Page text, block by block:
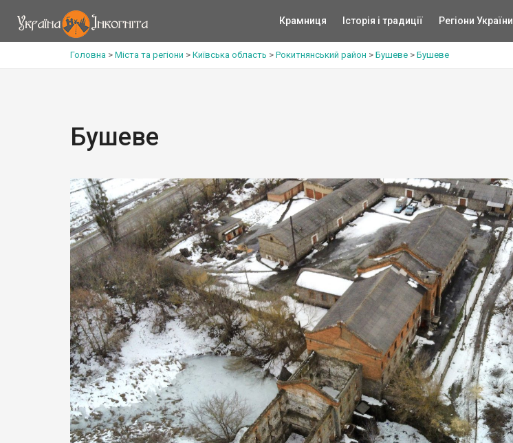
Крамниця Історія і традиції Регіони України
Головна > Міста та регіони > Київська область > Рокитнянський район > Бушеве > Бушеве
Бушеве